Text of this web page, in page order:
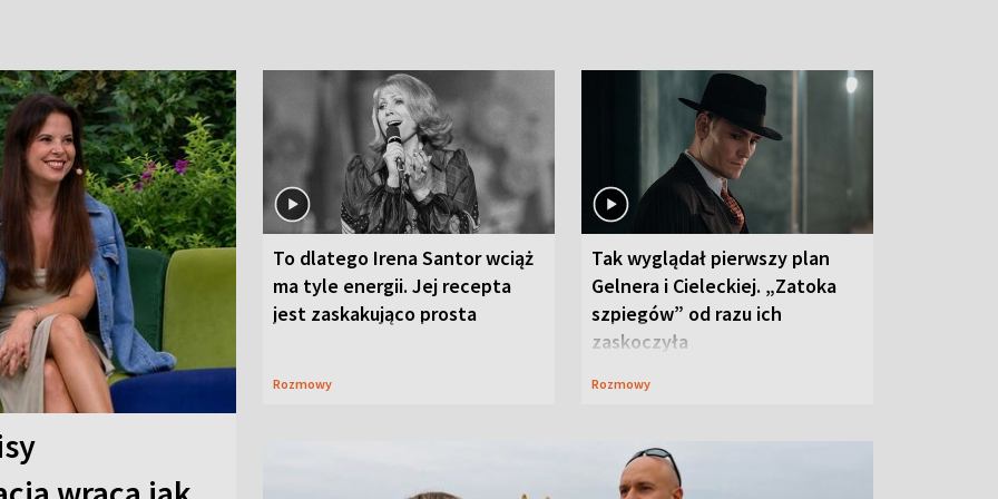
To dlatego Irena Santor wciąż
ma tyle energii. Jej recepta
jest zaskakująco prosta
Rozmowy
Tak wyglądał pierwszy plan
Gelnera i Cieleckiej. „Zatoka
szpiegów” od razu ich
zaskoczyła
Rozmowy